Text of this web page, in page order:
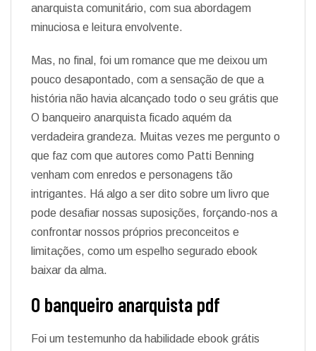
anarquista comunitário, com sua abordagem
minuciosa e leitura envolvente.
Mas, no final, foi um romance que me deixou um
pouco desapontado, com a sensação de que a
história não havia alcançado todo o seu grátis que
O banqueiro anarquista ficado aquém da
verdadeira grandeza. Muitas vezes me pergunto o
que faz com que autores como Patti Benning
venham com enredos e personagens tão
intrigantes. Há algo a ser dito sobre um livro que
pode desafiar nossas suposições, forçando-nos a
confrontar nossos próprios preconceitos e
limitações, como um espelho segurado ebook
baixar da alma.
O banqueiro anarquista pdf
Foi um testemunho da habilidade ebook grátis